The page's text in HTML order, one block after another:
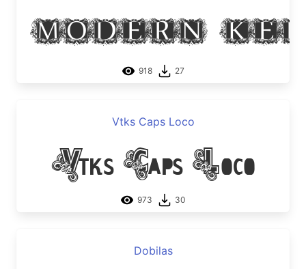
Modern
918 27
Vtks Caps Loco
Vtks Caps Loco
973 30
Dobilas